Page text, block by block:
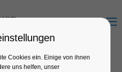
Menu
Cookies ein. Einige von ihnen
uns helfen, unser